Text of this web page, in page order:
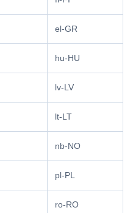
助开发者低代码（Low-
的音视频会议
el-GR
hu-HU
lv-LV
lt-LT
nb-NO
pl-PL
ro-RO